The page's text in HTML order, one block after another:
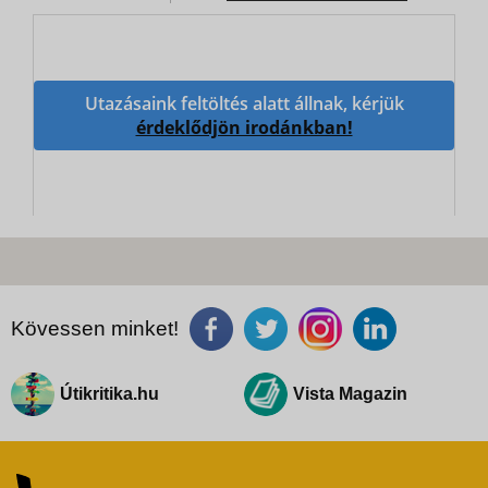
Utazásaink feltöltés alatt állnak, kérjük
érdeklődjön irodánkban!
Kövessen minket!
Útikritika.hu Vista Magazin